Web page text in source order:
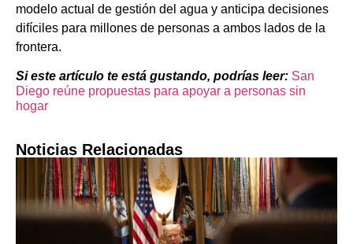
modelo actual de gestión del agua y anticipa decisiones
difíciles para millones de personas a ambos lados de la
frontera.
Si este artículo te está gustando, podrías leer: San
Diego reúne propuestas para apoyar a personas sin
hogar
Noticias Relacionadas